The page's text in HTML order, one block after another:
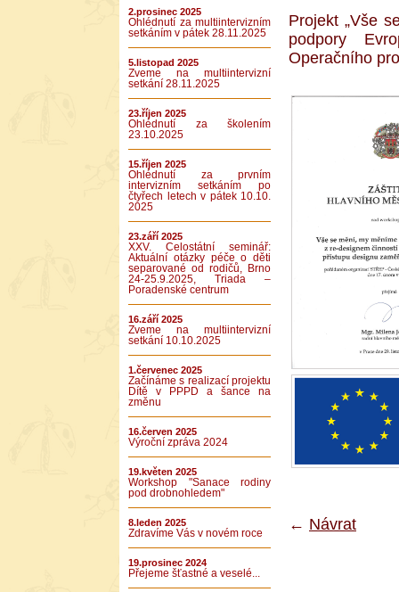
2.prosinec 2025
Ohlédnutí za multiintervizním
setkáním v pátek 28.11.2025
5.listopad 2025
Zveme na multiintervizní
setkání 28.11.2025
23.říjen 2025
Ohlédnutí za školením
23.10.2025
15.říjen 2025
Ohlédnutí za prvním
intervizním setkáním po
čtyřech letech v pátek 10.10.
2025
23.září 2025
XXV. Celostátní seminář:
Aktuální otázky péče o děti
separované od rodičů, Brno
24-25.9.2025, Triada –
Poradenské centrum
16.září 2025
Zveme na multiintervizní
setkání 10.10.2025
1.červenec 2025
Začínáme s realizací projektu
Dítě v PPPD a šance na
změnu
16.červen 2025
Výroční zpráva 2024
19.květen 2025
Workshop "Sanace rodiny
pod drobnohledem"
8.leden 2025
Zdravíme Vás v novém roce
19.prosinec 2024
Přejeme šťastné a veselé...
Projekt „Vše
podpory
Operačního
← Návrat